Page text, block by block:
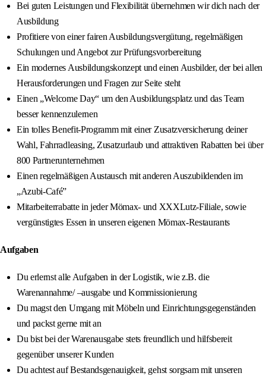
Bei guten Leistungen und Flexibilität übernehmen wir dich nach der
Ausbildung
Profitiere von einer fairen Ausbildungsvergütung, regelmäßigen
Schulungen und Angebot zur Prüfungsvorbereitung
Ein modernes Ausbildungskonzept und einen Ausbilder, der bei allen
Herausforderungen und Fragen zur Seite steht
Einen „Welcome Day“ um den Ausbildungsplatz und das Team
besser kennenzulernen
Ein tolles Benefit-Programm mit einer Zusatzversicherung deiner
Wahl, Fahrradleasing, Zusatzurlaub und attraktiven Rabatten bei über
800 Partnerunternehmen
Einen regelmäßigen Austausch mit anderen Auszubildenden im
„Azubi-Café”
Mitarbeiterrabatte in jeder Mömax- und XXXLutz-Filiale, sowie
vergünstigtes Essen in unseren eigenen Mömax-Restaurants
Aufgaben
Du erlernst alle Aufgaben in der Logistik, wie z.B. die
Warenannahme/ –ausgabe und Kommissionierung
Du magst den Umgang mit Möbeln und Einrichtungsgegenständen
und packst gerne mit an
Du bist bei der Warenausgabe stets freundlich und hilfsbereit
gegenüber unserer Kunden
Du achtest auf Bestandsgenauigkeit, gehst sorgsam mit unseren